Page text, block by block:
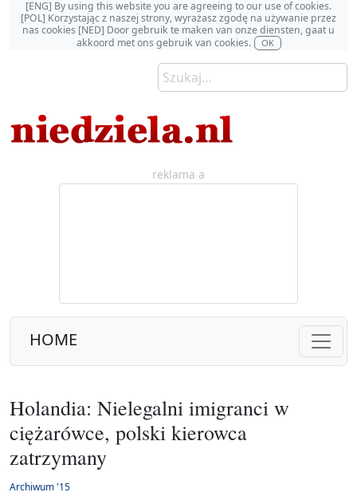
[ENG] By using this website you are agreeing to our use of cookies.
[POL] Korzystając z naszej strony, wyrażasz zgodę na używanie przez
nas cookies [NED] Door gebruik te maken van onze diensten, gaat u
akkoord met ons gebruik van cookies.
OK
reklama a
HOME
Holandia: Nielegalni imigranci w
ciężarówce, polski kierowca
zatrzymany
Archiwum '15